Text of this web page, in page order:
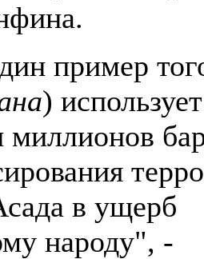
пример
)
миллионов
в ущерб
народу", -